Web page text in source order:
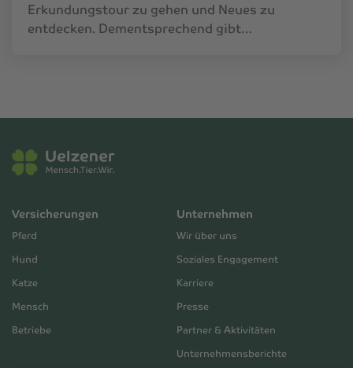
Erkundungstour zu gehen und Neues zu
entdecken. Dementsprechend gibt…
Versicherungen
Pferd
Hund
Katze
Mensch
Betriebe
Unternehmen
Wir über uns
Soziales Engagement
Karriere
Presse
Partner & Aktivitäten
Unternehmensberichte